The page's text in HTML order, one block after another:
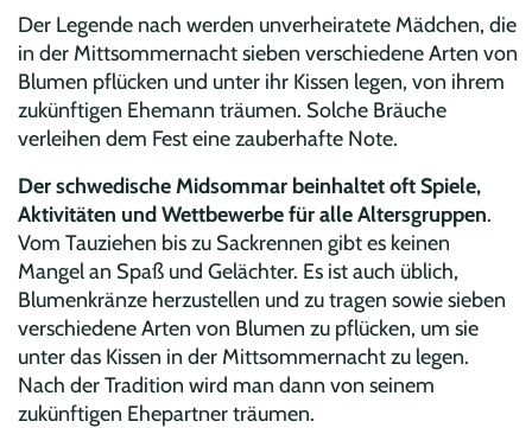
Der Legende nach werden unverheiratete Mädchen, die
in der Mittsommernacht sieben verschiedene Arten von
Blumen pflücken und unter ihr Kissen legen, von ihrem
zukünftigen Ehemann träumen. Solche Bräuche
verleihen dem Fest eine zauberhafte Note.
Der schwedische Midsommar beinhaltet oft Spiele,
Aktivitäten und Wettbewerbe für alle Altersgruppen.
Vom Tauziehen bis zu Sackrennen gibt es keinen
Mangel an Spaß und Gelächter. Es ist auch üblich,
Blumenkränze herzustellen und zu tragen sowie sieben
verschiedene Arten von Blumen zu pflücken, um sie
unter das Kissen in der Mittsommernacht zu legen.
Nach der Tradition wird man dann von seinem
zukünftigen Ehepartner träumen.